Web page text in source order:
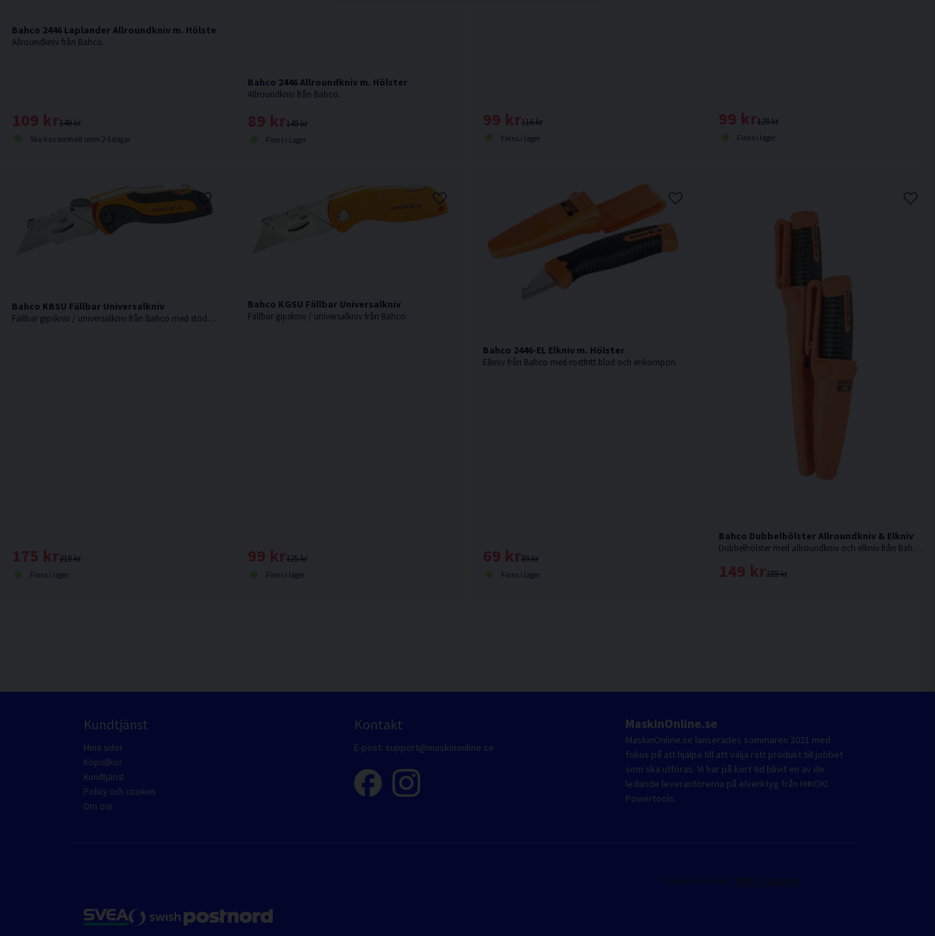
Bahco 2446 Laplander Allroundkniv m. Hölster
Allroundkniv från Bahco.
149 kr
109 kr
Skickas normalt inom 2-5 dagar
Bahco 2446 Allroundkniv m. Hölster
Allroundkniv från Bahco.
149 kr
89 kr
Finns i Lager
116 kr
99 kr
Finns i lager
129 kr
99 kr
Finns i lager
Bahco KBSU Fällbar Universalkniv
Fällbar gipskniv / universalkniv från Bahco med stöd för tummen.
219 kr
175 kr
Finns i lager
Bahco KGSU Fällbar Universalkniv
Fällbar gipskniv / universalkniv från Bahco.
125 kr
99 kr
Finns i lager
Bahco 2446-EL Elkniv m. Hölster
Elkniv från Bahco med rostfritt blad och enkomponentshandtag.
89 kr
69 kr
Finns i lager
Bahco Dubbelhölster Allroundkniv & Elkniv
Dubbelhölster med allroundkniv och elkniv från Bahco.
189 kr
149 kr
Kundtjänst
Mina sidor
Köpvillkor
Kundtjänst
Policy och cookies
Om oss
Kontakt
E-post: support@maskinonline.se
MaskinOnline.se
MaskinOnline.se lanserades sommaren 2021 med
fokus på att hjälpa till att välja rätt produkt till jobbet
som ska utföras. Vi har på kort tid blivit en av de
ledande leverantörerna på elverktyg från HiKOKI
Powertools.